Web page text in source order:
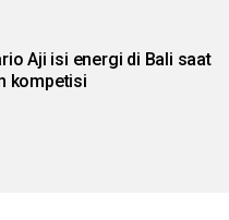
Aji isi energi di Bali saat
kompetisi